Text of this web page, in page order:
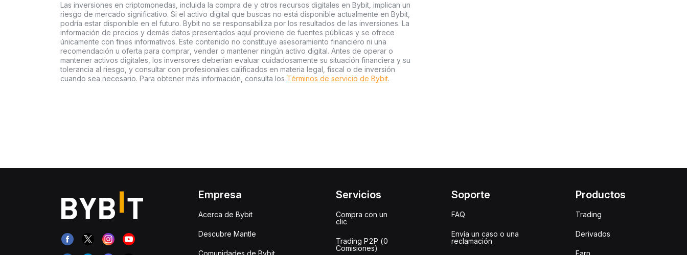
Las inversiones en criptomonedas, incluida la compra de y otros recursos digitales en Bybit, implican un
riesgo de mercado significativo. Si el activo digital que buscas no está disponible actualmente en Bybit,
podría estar disponible en el futuro. Bybit no se responsabiliza por los resultados de las inversiones. La
información de precios y demás datos presentados aquí proviene de fuentes públicas y se ofrece
únicamente con fines informativos. Este contenido no constituye asesoramiento financiero ni una
recomendación u oferta para comprar, vender o mantener ningún activo digital. Antes de operar o
mantener activos digitales, los inversores deberían evaluar cuidadosamente su situación financiera y su
tolerancia al riesgo, y consultar con profesionales calificados en materia legal, fiscal o de inversión
cuando sea necesario. Para obtener más información, consulta los Términos de servicio de Bybit.
Empresa
Acerca de Bybit
Descubre Mantle
Comunidades de Bybit
Servicios
Compra con un
clic
Trading P2P (0
Comisiones)
Soporte
FAQ
Envía un caso o una
reclamación
Productos
Trading
Derivados
Earn